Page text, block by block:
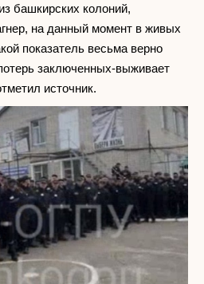
башкирских колоний,
на данный момент в живых
показатель весьма верно
заключенных-выживает
источник.